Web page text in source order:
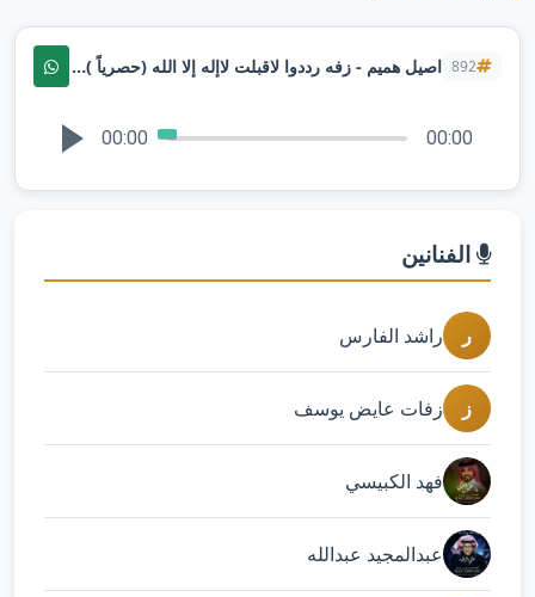
892 اصيل هميم - زفه رددوا لاقبلت لاإله إلا الله (حصرياً ) 2025م
00:00 00:00
الفنانين
ر راشد الفارس
ز زفات عايض يوسف
فهد الكبيسي
عبدالمجيد عبدالله